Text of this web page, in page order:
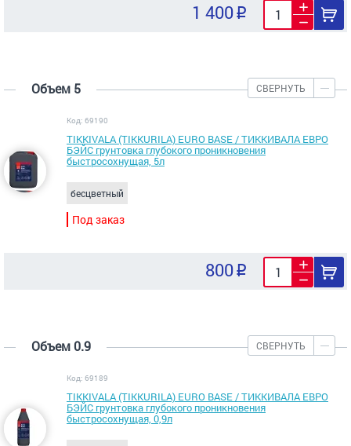
1 400
Объем 5 СВЕРНУТЬ
Код: 69190
TIKKIVALA (TIKKURILA) EURO BASE / ТИККИВАЛА ЕВРО
БЭЙС грунтовка глубокого проникновения
быстросохнущая, 5л
бесцветный
Под заказ
800
Объем 0.9 СВЕРНУТЬ
Код: 69189
TIKKIVALA (TIKKURILA) EURO BASE / ТИККИВАЛА ЕВРО
БЭЙС грунтовка глубокого проникновения
быстросохнущая, 0,9л